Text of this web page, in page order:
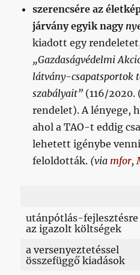
szerencsére az
járvány egyik nagy
kiadott egy
„Gazdaságvédelmi
látvány-csapatsportok
szabályait” (116/2020.
rendelet). A lényege,
ahol a TAO-t eddig
lehetett igénybe
feloldották. (via mfor,
utánpótlás-fejlesztésre
az igazolt költségek
a versenyeztetéssel
összefüggő kiadások